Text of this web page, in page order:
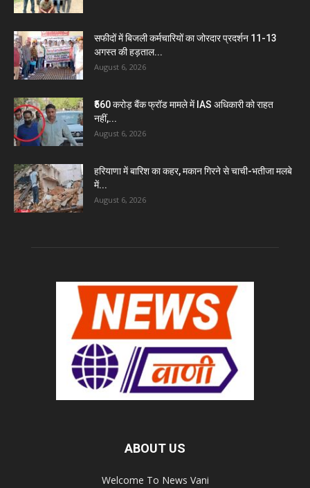
सफीदों में बिजली कर्मचारियों का जोरदार प्रदर्शन 11-13
अगस्त की हड़ताल...
August 6, 2026
₹560 करोड़ बैंक फ्रॉड मामले में IAS अधिकारी को राहत
नहीं,...
August 6, 2026
हरियाणा में बारिश का कहर, मकान गिरने से चाची-भतीजा मलबे
में...
August 6, 2026
ABOUT US
Welcome To News Vani